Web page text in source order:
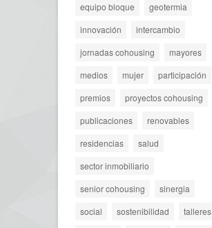
equipo bloque
geotermia
innovación
intercambio
jornadas cohousing
mayores
medios
mujer
participación
premios
proyectos cohousing
publicaciones
renovables
residencias
salud
sector inmobiliario
senior cohousing
sinergia
social
sostenibilidad
talleres